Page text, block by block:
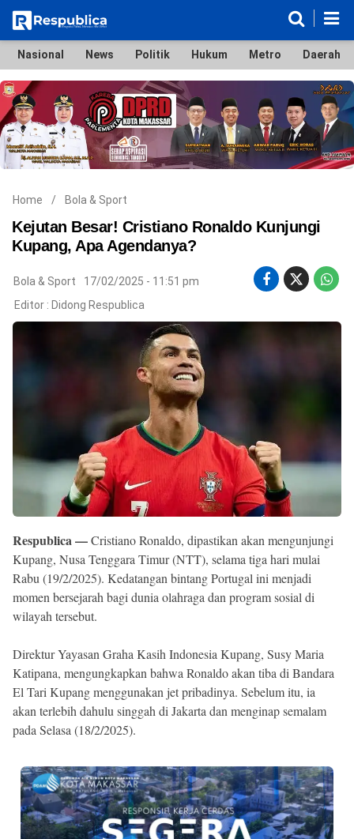
Nasional
News
Politik
Hukum
Metro
Daerah
Ekonomi & Bisnis
Lifestyle
Otomotif
Bola & Sport
Edukasi
Tokoh
Hiburan
©
Copyright
2026
Respublica
.
Nasional News Politik Hukum Metro Daerah
Home / Bola & Sport
Kejutan Besar! Cristiano Ronaldo Kunjungi
Kupang, Apa Agendanya?
Bola & Sport
17/02/2025 - 11:51 pm
Editor : Didong Respublica
Respublica —Cristiano Ronaldo, dipastikan akan mengunjungi
Kupang, Nusa Tenggara Timur (NTT), selama tiga hari mulai
Rabu (19/2/2025). Kedatangan bintang Portugal ini menjadi
momen bersejarah bagi dunia olahraga dan program sosial di
wilayah tersebut.
Direktur Yayasan Graha Kasih Indonesia Kupang, Susy Maria
Katipana, mengungkapkan bahwa Ronaldo akan tiba di Bandara
El Tari Kupang menggunakan jet pribadinya. Sebelum itu, ia
akan terlebih dahulu singgah di Jakarta dan menginap semalam
pada Selasa (18/2/2025).